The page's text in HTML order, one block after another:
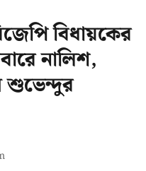
বিধায়কের
নালিশ,
শুভেন্দুর